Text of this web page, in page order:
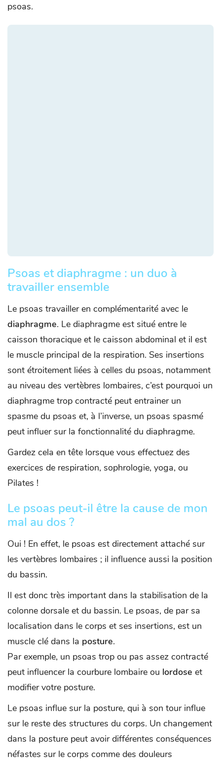
psoas.
Psoas et diaphragme : un duo à
travailler ensemble
Le psoas travailler en complémentarité avec le
diaphragme. Le diaphragme est situé entre le
caisson thoracique et le caisson abdominal et il est
le muscle principal de la respiration. Ses insertions
sont étroitement liées à celles du psoas, notamment
au niveau des vertèbres lombaires, c’est pourquoi un
diaphragme trop contracté peut entrainer un
spasme du psoas et, à l’inverse, un psoas spasmé
peut influer sur la fonctionnalité du diaphragme.
Gardez cela en tête lorsque vous effectuez des
exercices de respiration, sophrologie, yoga, ou
Pilates !
Le psoas peut-il être la cause de mon
mal au dos ?
Oui ! En effet, le psoas est directement attaché sur
les vertèbres lombaires ; il influence aussi la position
du bassin.
Il est donc très important dans la stabilisation de la
colonne dorsale et du bassin. Le psoas, de par sa
localisation dans le corps et ses insertions, est un
muscle clé dans la posture.
Par exemple, un psoas trop ou pas assez contracté
peut influencer la courbure lombaire ou lordose et
modifier votre posture.
Le psoas influe sur la posture, qui à son tour influe
sur le reste des structures du corps. Un changement
dans la posture peut avoir différentes conséquences
néfastes sur le corps comme des douleurs